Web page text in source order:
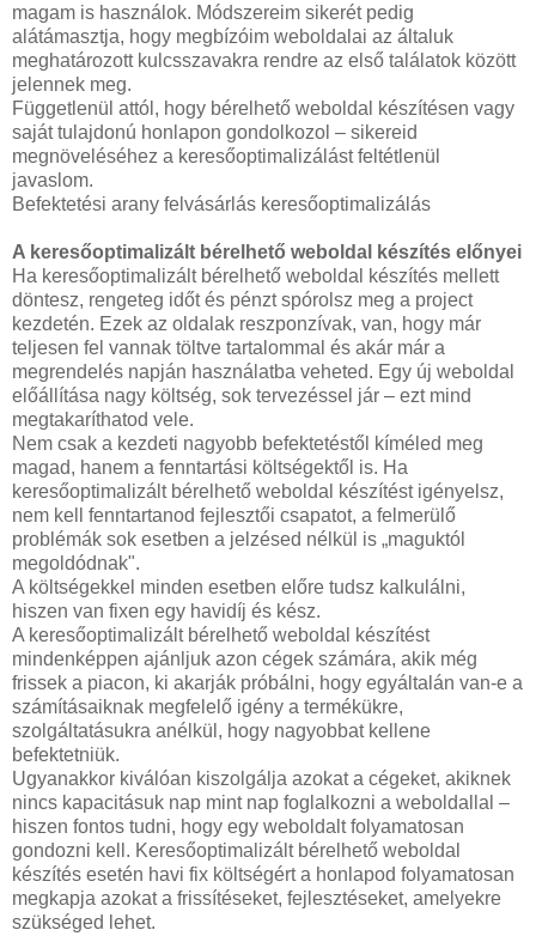
magam is használok. Módszereim sikerét pedig
alátámasztja, hogy megbízóim weboldalai az általuk
meghatározott kulcsszavakra rendre az első találatok között
jelennek meg.
Függetlenül attól, hogy bérelhető weboldal készítésen vagy
saját tulajdonú honlapon gondolkozol – sikereid
megnöveléséhez a keresőoptimalizálást feltétlenül
javaslom.
Befektetési arany felvásárlás keresőoptimalizálás
A keresőoptimalizált bérelhető weboldal készítés előnyei
Ha keresőoptimalizált bérelhető weboldal készítés mellett
döntesz, rengeteg időt és pénzt spórolsz meg a project
kezdetén. Ezek az oldalak reszponzívak, van, hogy már
teljesen fel vannak töltve tartalommal és akár már a
megrendelés napján használatba veheted. Egy új weboldal
előállítása nagy költség, sok tervezéssel jár – ezt mind
megtakaríthatod vele.
Nem csak a kezdeti nagyobb befektetéstől kíméled meg
magad, hanem a fenntartási költségektől is. Ha
keresőoptimalizált bérelhető weboldal készítést igényelsz,
nem kell fenntartanod fejlesztői csapatot, a felmerülő
problémák sok esetben a jelzésed nélkül is „maguktól
megoldódnak".
A költségekkel minden esetben előre tudsz kalkulálni,
hiszen van fixen egy havidíj és kész.
A keresőoptimalizált bérelhető weboldal készítést
mindenképpen ajánljuk azon cégek számára, akik még
frissek a piacon, ki akarják próbálni, hogy egyáltalán van-e a
számításaiknak megfelelő igény a termékükre,
szolgáltatásukra anélkül, hogy nagyobbat kellene
befektetniük.
Ugyanakkor kiválóan kiszolgálja azokat a cégeket, akiknek
nincs kapacitásuk nap mint nap foglalkozni a weboldallal –
hiszen fontos tudni, hogy egy weboldalt folyamatosan
gondozni kell. Keresőoptimalizált bérelhető weboldal
készítés esetén havi fix költségért a honlapod folyamatosan
megkapja azokat a frissítéseket, fejlesztéseket, amelyekre
szükséged lehet.